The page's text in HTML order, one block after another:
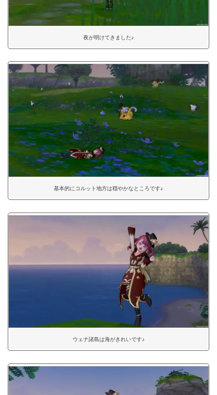
夜が明けてきました♪
基本的にコルット地方は穏やかなところです♪
ウェナ諸島は海がきれいです♪